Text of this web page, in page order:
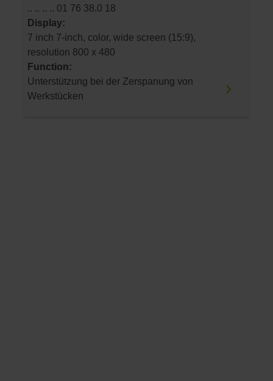
.. .. .. .. 01 76 38.0 18
Display:
7 inch 7-inch, color, wide screen (15:9),
resolution 800 x 480
Function:
Unterstützung bei der Zerspanung von
Werkstücken